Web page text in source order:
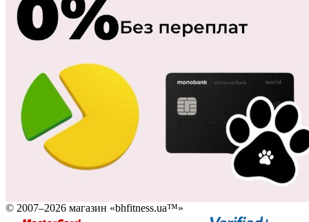
© 2007–2026 магазин «bhfitness.ua™»